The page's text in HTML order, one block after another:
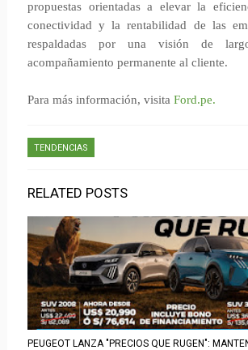
propuestas orientadas a elevar la
conectividad y la rentabilidad de las
respaldadas por una visión de
acompañamiento permanente al cliente.
Para más información, visita Ford.pe.
TENDENCIAS
RELATED POSTS
PEUGEOT LANZA "PRECIOS QUE RUGEN":